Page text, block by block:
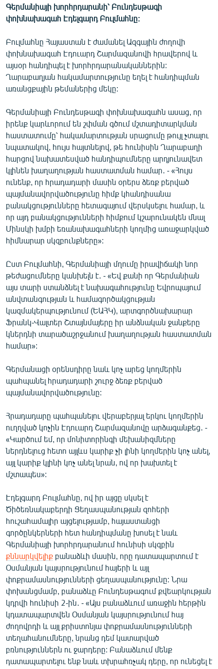
Հայերեն
English
Русский
ՀԵՏԵՎԵՔ ՄԵԶ
«Ազատության» բոլոր կայքերը
Գերմանիայի խորհրդարանի՝ Բունդեսթագի
փոխնախագահ Էդելգարդ Բուլմահնը:
Բուլմահնը Հայաստան է ժամանել Ազգային ժողովի
փոխնախագահ Էդուարդ Շարմազանովի հրավերով և
այսօր հանդիպել է խորհրդարանականներին:
Ղարաբաղյան հակամարտությունը եղել է հանդիպման
առանցքային թեմաներից մեկը:
Գերմանիայի Բունդեսթագի փոխնախագահն ասաց, որ
իրենք կարևորում են շփման գծում մշտադիտարկման
հաստատումը՝ հակամարտության սրացումը թույլ չտալու
նպատակով, հույս հայտնելով, թե հունիսին Ղարաբաղի
հարցով նախատեսված հանդիպումները արդյունավետ
կլինեն խաղաղության հաստատման համար․ - «Հույս
ունենք, որ հրադադարի մասին օրերս ձեռք բերված
պայմանավորվածությունը հիմք կհանդիսանա
բանակցությունները հետագայում վերսկսելու համար, և
որ այդ բանակցությունների հիմքում կշարունակեն մնալ
Մինսկի խմբի եռանախագահների կողմից առաջարկված
հիմնարար սկզբունքները»:
Ըստ Բուլմահնի, Գերմանիայի մղումը իրավիճակի նոր
թեժացումները կանխելն է․ - «Եվ քանի որ Գերմանիան
այս տարի ստանձնել է նախագահությունը Եվրոպայում
անվտանգության և համագործակցության
կազմակերպությունում (ԵԱՀԿ), արտգործնախարար
Ֆրանկ-Վալտեր Շտայնմայերը իր անձնական ջանքերը
կներդնի տարածաշրջանում խաղաղության հաստատման
համար»:
Գերմանացի օրենսդիրը նաև կոչ արեց կողմերին
պահպանել հրադադարի շուրջ ձեռք բերված
պայմանավորվածությունը:
Հրադադարը պահպանելու վերաբերյալ երկու կողմերին
ուղղված կոչին Էդուարդ Շարմազանովը արձագանքեց․ -
«Կարծում եմ, որ մոնիտորինգի մեխանիզմները
ներդնելուց հետո այլևս կարիք չի լինի կողմերին կոչ անել,
այլ կարիք կլինի կոչ անել նրան, ով որ խախտել է
մշտապես»:
Էդելգարդ Բուլմահնը, ով իր այցը սկսել է
Ծիծեռնակաբերդի Ցեղասպանության զոհերի
հուշահամալիր այցելությամբ, հայաստանցի
գործընկերների հետ հանդիպմանը խոսել է նաև
Գերմանիայի խորհրդարանում հունիսի սկզբին
քննարկվելիք բանաձևի մասին, որը դատապարտում է
Օսմանյան կայսրությունում հայերի և այլ
փոքրամասնությունների ցեղասպանությունը: Նրա
փոխանցմամբ, բանաձևը Բունդեսթագում քվեարկության
կդրվի հունիսի 2-ին․ - «Այս բանաձևում առաջին հերթին
կդատապարտվեն Օսմանյան կայսրությունում հայ
ժողովրդի և այլ քրիստոնյա փոքրամասնությունների
տեղահանումները, նրանց դեմ կատարված
բռնություններն ու ջարդերը: Բանաձևում մենք
դատապարտելու ենք նաև տխրահռչակ դերը, որ ունեցել է